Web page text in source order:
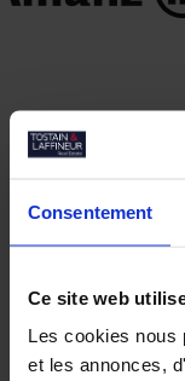
Consentement
Ce site web
Les cookies nous
et les annonces,